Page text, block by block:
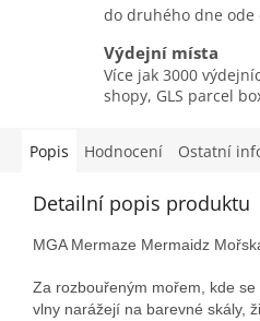
do druhého dne ode
Výdejní místa
Více jak 3000
shopy, GLS parcel
Popis Hodnocení Ostatní
Detailní popis produktu
MGA Mermaze Mermaidz
Za rozbouřeným mořem, kde
vlny narážejí na barevné skály,